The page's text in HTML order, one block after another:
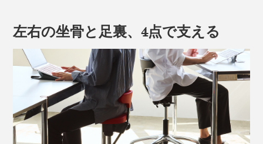
「オクトパス（本品）」は「 プレミアムモデル01
もひとまわり脚幅が小さく、対応身長は150cm〜180cm
程度。180cm以上の方には「プレミアムモデル01」をお
すすめです。
いい姿勢で座るとは、背筋を伸ばすことではなく、骨盤
左右の坐骨と足裏、4点で支える